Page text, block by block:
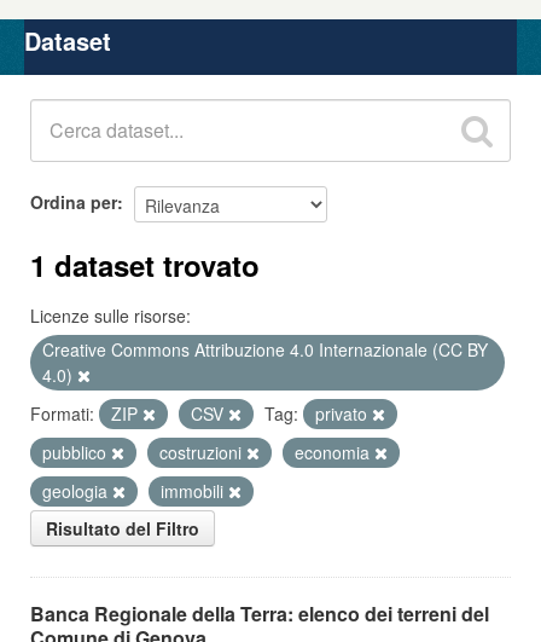
Organizzazioni
Gruppi
Dataset
Ordina per
1 dataset trovato
Licenze sulle risorse:
Creative Commons Attribuzione 4.0 Internazionale (CC BY
4.0)
Formati:
ZIP CSV Tag:
privato
pubblico
costruzioni
economia
geologia
immobili
Risultato del Filtro
Banca Regionale della Terra: elenco dei terreni del